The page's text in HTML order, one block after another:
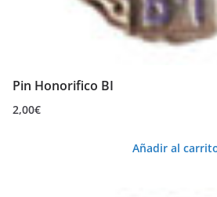
Pin Honorifico BI
2,00€
Añadir al